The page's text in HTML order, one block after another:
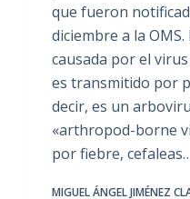
que fueron
diciembre a la
causada por el
es transmitido por
decir, es un
«arthropod-borne
por fiebre,
MIGUEL ÁNGEL JIMÉNEZ